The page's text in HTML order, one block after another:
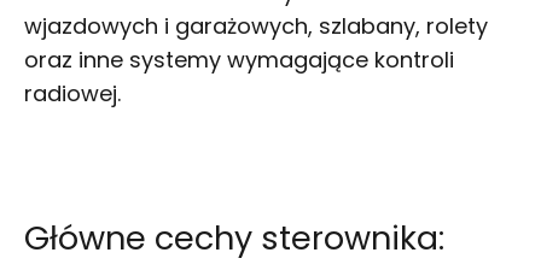
wjazdowych i garażowych, szlabany, rolety
oraz inne systemy wymagające kontroli
radiowej.
Główne cechy sterownika: